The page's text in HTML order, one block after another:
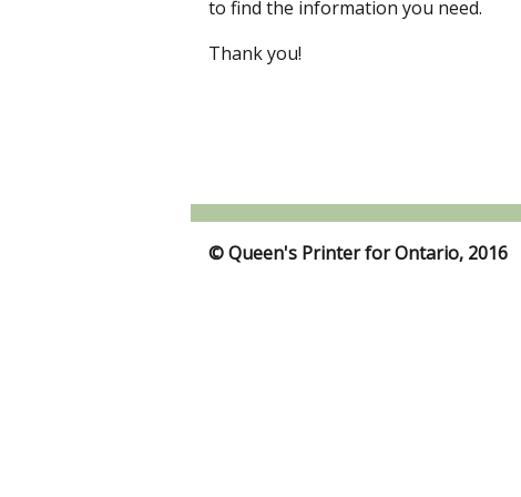
to find the information you need.
Thank you!
© Queen's Printer for Ontario, 2016